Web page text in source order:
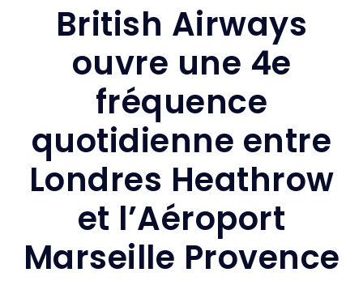
British Airways
ouvre une 4e
fréquence
quotidienne entre
Londres Heathrow
et l’Aéroport
Marseille Provence